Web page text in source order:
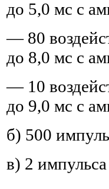
до 5,0 мс с
— 80
до 8,0 мс с
— 10
до 9,0 мс с
б) 500
в) 2